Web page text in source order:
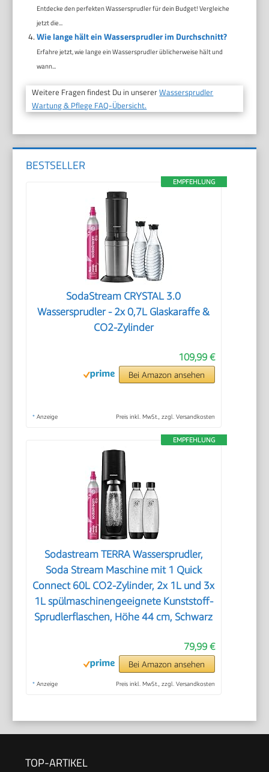
Entdecke den perfekten Wassersprudler für dein Budget! Vergleiche
jetzt die...
Wie lange hält ein Wassersprudler im Durchschnitt?
Erfahre jetzt, wie lange ein Wassersprudler üblicherweise hält und
wann...
Weitere Fragen findest Du in unsererWassersprudler
Wartung & Pflege FAQ-Übersicht.
BESTSELLER
EMPFEHLUNG
SodaStream CRYSTAL 3.0
Wassersprudler - 2x 0,7L Glaskaraffe &
CO2-Zylinder
109,99 €
Bei Amazon ansehen
* Anzeige Preis inkl. MwSt., zzgl. Versandkosten
EMPFEHLUNG
Sodastream TERRA Wassersprudler,
Soda Stream Maschine mit 1 Quick
Connect 60L CO2-Zylinder, 2x 1L und 3x
1L spülmaschinengeeignete Kunststoff-
Sprudlerflaschen, Höhe 44 cm, Schwarz
79,99 €
Bei Amazon ansehen
* Anzeige Preis inkl. MwSt., zzgl. Versandkosten
TOP-ARTIKEL